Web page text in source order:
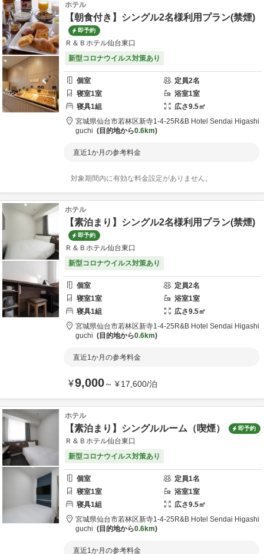
ホテル
【朝食付き】シングル2名様利用プラン(禁煙)
即予約
Ｒ＆Ｂホテル仙台東口
新型コロナウイルス対策あり
個室 定員2名
寝室1室 浴室1室
寝具1組 広さ9.5㎡
宮城県仙台市若林区新寺1-4-25 R&B Hotel Sendai Higashi
guchi
目的地から0.6km
直近1か月の参考料金
対象期間内に有効な料金設定がありません。
ホテル
【素泊まり】シングル2名様利用プラン(禁煙)
即予約
Ｒ＆Ｂホテル仙台東口
新型コロナウイルス対策あり
個室 定員2名
寝室1室 浴室1室
寝具1組 広さ9.5㎡
宮城県仙台市若林区新寺1-4-25 R&B Hotel Sendai Higashi
guchi
目的地から0.6km
直近1か月の参考料金
¥9,000～ ¥17,600/泊
ホテル
【素泊まり】シングルルーム（喫煙） 即予約
Ｒ＆Ｂホテル仙台東口
新型コロナウイルス対策あり
個室 定員1名
寝室1室 浴室1室
寝具1組 広さ9.5㎡
宮城県仙台市若林区新寺1-4-25 R&B Hotel Sendai Higashi
guchi
目的地から0.6km
直近1か月の参考料金